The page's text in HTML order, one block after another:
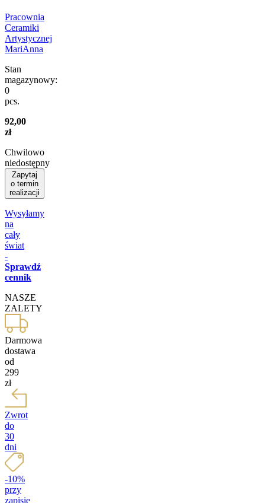
Pracownia
Ceramiki
Artystycznej
MariAnna
Stan
magazynowy:
0
pcs.
92,00
zł
Chwilowo
niedostępny
Zapytaj
o termin
realizacji
Wysyłamy
na
cały
świat
-
Sprawdź
cennik
NASZE
ZALETY
Darmowa
dostawa
od
299
zł
Zwrot
do
30
dni
-10%
przy
zapisie